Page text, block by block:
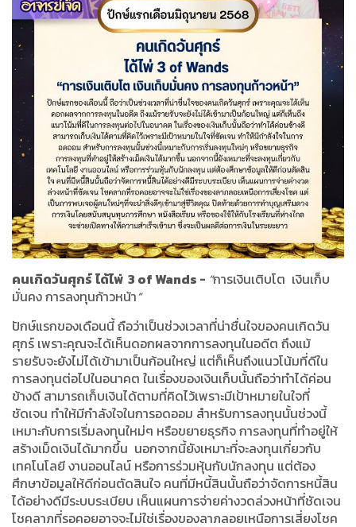
คนเกิดวันศุกร์ได้ไพ่ 3 of Wands - “การเงินเติบโต เงินเก็บ
มั่นคง การลงทุนก้าวหน้า”
ปักษ์แรกของเดือนนี้ ถือว่าเป็นช่วงเวลาที่น่าชื่นใจของคนเกิดวัน
ศุกร์ เพราะคุณจะได้เห็นดอกผลจากการลงทุนในอดีต ถึงแม้
รายรับจะยังไม่ได้เข้ามาเป็นก้อนใหญ่ แต่ก็เห็นถึงแนวโน้มที่ดีใน
การลงทุนต่อไปในอนาคต ในเรื่องของเงินเก็บนั้นถือว่าทำได้ค่อน
ข้างดี สามารถเก็บเงินได้ตามที่คิดไว้เพราะมีเป้าหมายในใจที่
ชัดเจน ทำให้มีกำลังใจในการอดออม สำหรับการลงทุนนั้นช่วงนี้
เหมาะกับการเริ่มลงทุนใหม่ๆ หรือขยายธุรกิจ การลงทุนที่ทำอยู่ให้
สร้างเม็ดเงินได้มากขึ้น นอกจากนี้ยังเหมาะที่จะลงทุนเกี่ยวกับ
เทคโนโลยี งานออนไลน์ หรือการร่วมหุ้นกับนักลงทุน แต่ต้อง
ศึกษาข้อมูลให้ดีก่อนตัดสินใจ คนที่มีหนี้สินนั้นถือว่าจัดการหนี้สิน
ได้อย่างดีมีระบบระเบียบ เห็นแผนการจ่ายค่างวดล่วงหน้าที่ชัดเจน
โชคลาภที่รอคอยอาจจะไม่ใช่เรื่องของลาภลอยเหนือการเสี่ยงโชค